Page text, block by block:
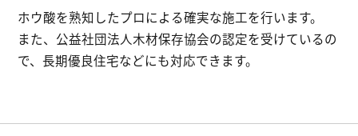
ホウ酸を熟知したプロによる確実な施工を行います。
また、公益社団法人木材保存協会の認定を受けているの
で、長期優良住宅などにも対応できます。